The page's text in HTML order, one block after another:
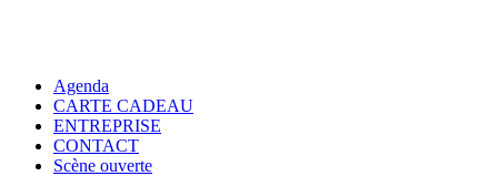
Agenda
CARTE CADEAU
ENTREPRISE
CONTACT
Scène ouverte